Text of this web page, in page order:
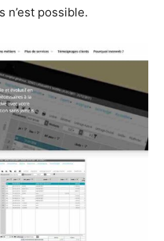
n’est possible.